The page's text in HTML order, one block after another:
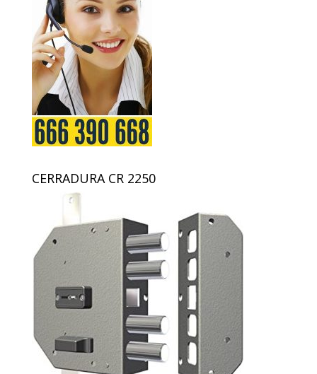
CERRADURA CR 2250